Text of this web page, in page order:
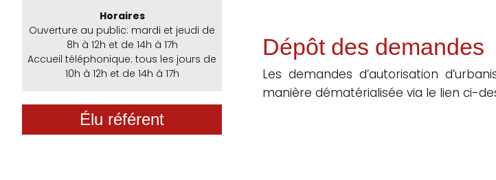
Horaires
Ouverture au public: mardi et jeudi de
8h à 12h et de 14h à 17h
Accueil téléphonique: tous les jours de
10h à 12h et de 14h à 17h
Élu référent
Dépôt des demandes
Les demandes d’autorisation
manière dématérialisée via le lien ci-